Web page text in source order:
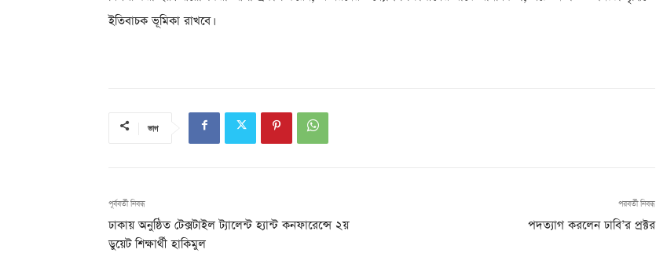
ইতিবাচক ভূমিকা রাখবে।
ভাগ
পূর্ববর্তী নিবন্ধ
ঢাকায় অনুষ্ঠিত টেক্সটাইল ট্যালেন্ট হ্যান্ট কনফারেন্সে ২য়
ডুয়েট শিক্ষার্থী হাকিমুল
পরবর্তী নিবন্ধ
পদত্যাগ করলেন ঢাবি’র প্রক্টর